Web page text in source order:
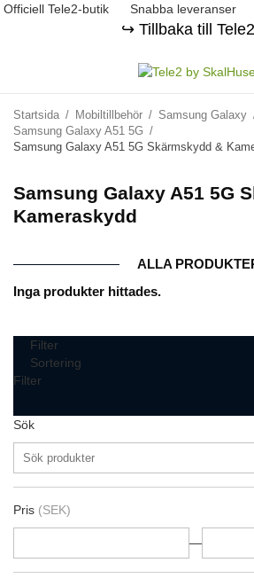
Officiell Tele2-butik Snabba leveranser
↪️ Tillbaka till
Startsida / Mobiltillbehör / Samsung Galaxy
Samsung Galaxy A51 5G /
Samsung Galaxy A51 5G Skärmskydd &
Samsung Galaxy A51 5G
Kameraskydd
ALLA
Inga produkter hittades.
Filter
Sortering
Filter
Sök
Pris (SEK)
—